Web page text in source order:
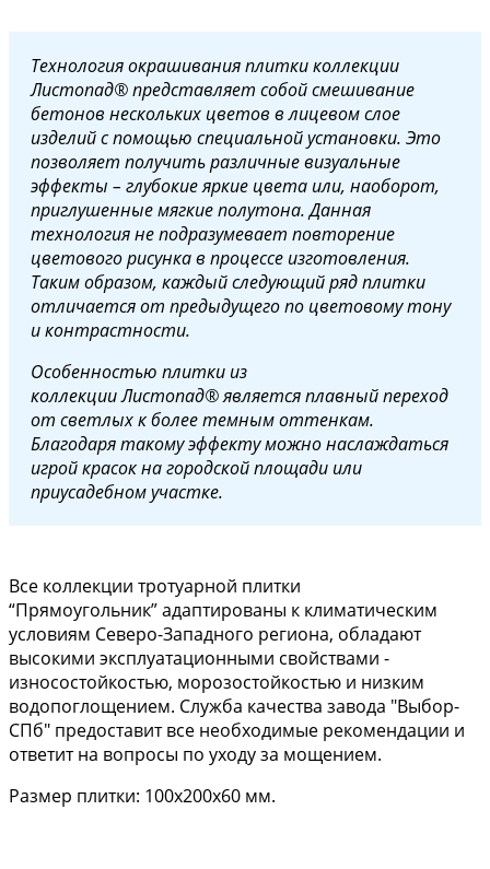
Технология окрашивания плитки коллекции
Листопад® представляет собой смешивание
бетонов нескольких цветов в лицевом слое
изделий с помощью специальной установки. Это
позволяет получить различные визуальные
эффекты – глубокие яркие цвета или, наоборот,
приглушенные мягкие полутона. Данная
технология не подразумевает повторение
цветового рисунка в процессе изготовления.
Таким образом, каждый следующий ряд плитки
отличается от предыдущего по цветовому тону
и контрастности.
Особенностью плитки из
коллекции Листопад® является плавный переход
от светлых к более темным оттенкам.
Благодаря такому эффекту можно наслаждаться
игрой красок на городской площади или
приусадебном участке.
Все коллекции тротуарной плитки
“Прямоугольник” адаптированы к климатическим
условиям Северо-Западного региона, обладают
высокими эксплуатационными свойствами -
износостойкостью, морозостойкостью и низким
водопоглощением. Служба качества завода "Выбор-
СПб" предоставит все необходимые рекомендации и
ответит на вопросы по уходу за мощением.
Размер плитки: 100х200х60 мм.